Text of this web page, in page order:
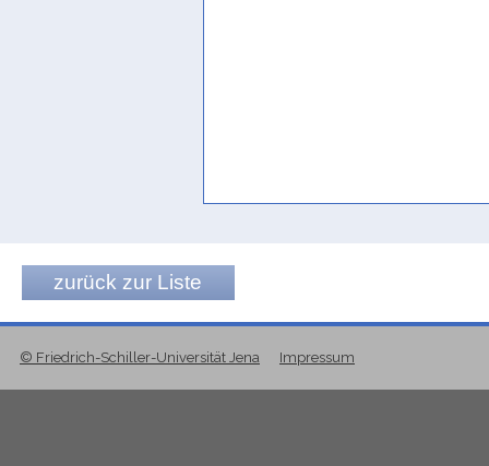
zurück zur Liste
© Friedrich-Schiller-Universität Jena Impressum